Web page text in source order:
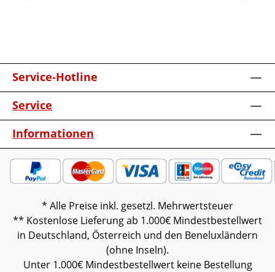
Service-Hotline
Service
Informationen
* Alle Preise inkl. gesetzl. Mehrwertsteuer
** Kostenlose Lieferung ab 1.000€ Mindestbestellwert
in Deutschland, Österreich und den Beneluxländern
(ohne Inseln).
Unter 1.000€ Mindestbestellwert keine Bestellung